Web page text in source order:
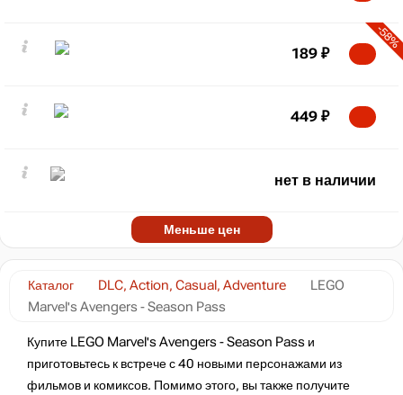
Каталог DLC, Action, Casual, Adventure
LEGO
Marvel's Avengers - Season Pass
Купите LEGO Marvel's Avengers - Season Pass и
приготовьтесь к встрече с 40 новыми персонажами из
фильмов и комиксов. Помимо этого, вы также получите
-58%
189 ₽
449 ₽
нет в наличии
Меньше цен